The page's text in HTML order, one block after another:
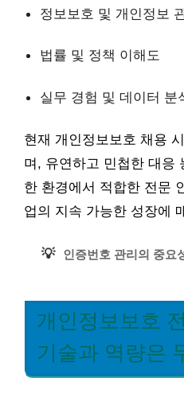
정보보호 및 개인정보
법률 및 정책 이해도
실무 경험 및 데이터 분
현재 개인정보보호 채용
며, 유연하고 민첩한 대응
한 환경에서 적합한 전문
업의 지속 가능한 성장에
💡 인증번호 관리의 중요
개인정보보호
기술과 역량은